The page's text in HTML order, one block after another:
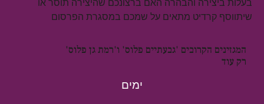
בעלות ביצירה והבהרה האם ברצונכם שהיצירה תוסר או
שיתווסף קרדיט מתאים על שמכם במסגרת הפרסום
המגזינים הקרובים 'גבעתיים פלוס' ו'רמת גן פלוס'
רק עוד
ימים